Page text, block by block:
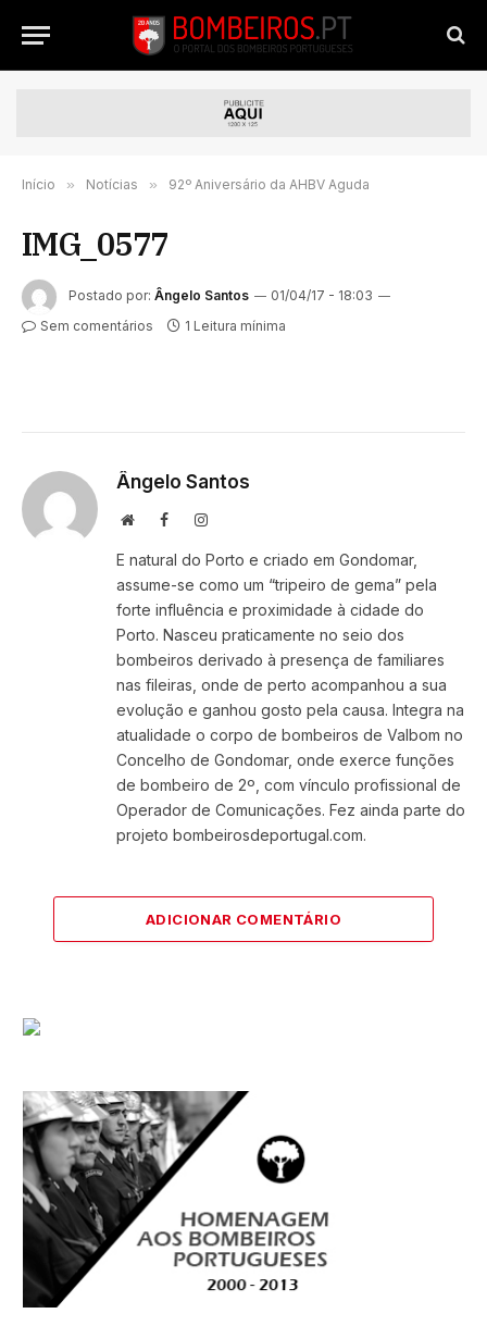
Início » Notícias » 92º Aniversário da AHBV Aguda
IMG_0577
Postado por: Ângelo Santos
01/04/17 - 18:03
Sem comentários
1 Leitura mínima
Ângelo Santos
WebsiteFacebookInstagram
E natural do Porto e criado em Gondomar,
assume-se como um “tripeiro de gema” pela
forte influência e proximidade à cidade do
Porto. Nasceu praticamente no seio dos
bombeiros derivado à presença de familiares
nas fileiras, onde de perto acompanhou a sua
evolução e ganhou gosto pela causa. Integra na
atualidade o corpo de bombeiros de Valbom no
Concelho de Gondomar, onde exerce funções
de bombeiro de 2º, com vínculo profissional de
Operador de Comunicações. Fez ainda parte do
projeto bombeirosdeportugal.com.
ADICIONAR COMENTÁRIO